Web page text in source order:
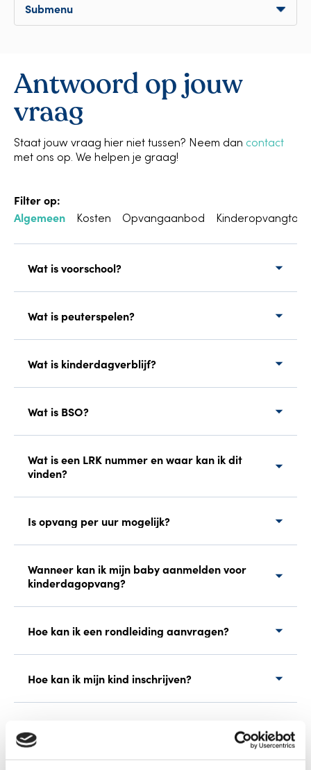
Submenu
Antwoord op jouw
vraag
Staat jouw vraag hier niet tussen? Neem dan contact
met ons op. We helpen je graag!
Algemeen Kosten Opvangaanbod
Wat is voorschool?
Wat is peuterspelen?
Wat is kinderdagverblijf?
Wat is BSO?
Wat is een LRK nummer en waar kan ik dit
vinden?
Is opvang per uur mogelijk?
Wanneer kan ik mijn baby aanmelden voor
kinderdagopvang?
Hoe kan ik een rondleiding aanvragen?
Hoe kan ik mijn kind inschrijven?